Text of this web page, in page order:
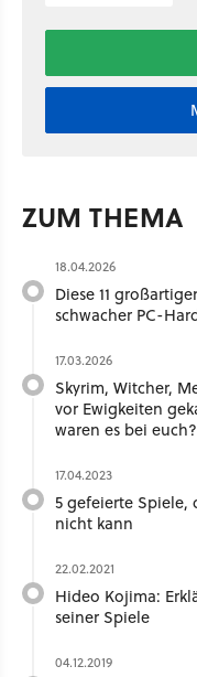
ZUM THEMA
18.04.2026
Diese 11
schwacher PC-
17.03.2026
Skyrim, Witcher,
vor Ewigkeiten
waren es bei euch?
17.04.2023
5 gefeierte Spiele,
nicht kann
22.02.2021
Hideo Kojima:
seiner Spiele
04.12.2019